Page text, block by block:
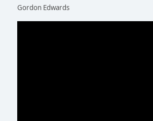
Gordon Edwards